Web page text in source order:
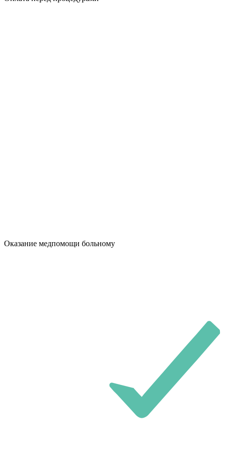
Оказание медпомощи больному